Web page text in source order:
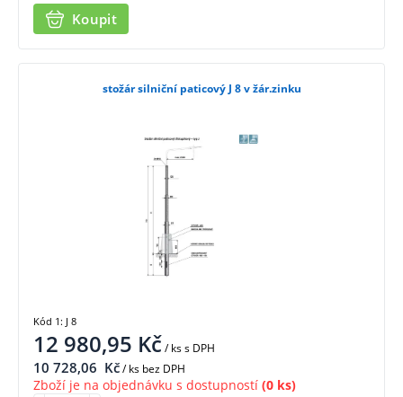
Koupit
stožár silniční paticový J 8 v žár.zinku
12 980,95 Kč/ kss DPH
10 728,06 Kč/ ks bez DPH
Zboží je na objednávku s dostupností (0 ks)
Kód 1: J 8